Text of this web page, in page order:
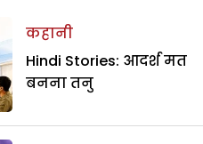
कहानी
Hindi Stories: आदर्श मत
बनना तनु